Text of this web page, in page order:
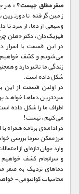
سرگرمی
شناخت کودکان
طبیعت
علم و فناوری
فرهنگ / هنر
کیهان / نجوم
گردشگری
ماورایی
مسابقات / ورزشی
مستند های اختصاصی
صفر مطلق چیست؟ : هر
زمین گرفته تا
وسیعی از دما، از سرد تا
فیزیک‌دان، دکتر «هلن
در این قسمت با اسرار
می‌شویم و کشف خواهیم
زندگی ما تاثیر دارد و
شکل داده است.
در اولین قسمت از این
سردترین دماها خواهد
اطراف ما را شکل داده
می‌کنیم، نیست!
در ادامه‌ی برنامه همراه
مرز ممکن سرما بررسی
وارد جهان تازه‌ای از
و سرانجام کشف خواهیم
دماهای نزدیک به صفر
محاسبات کوانتومی-